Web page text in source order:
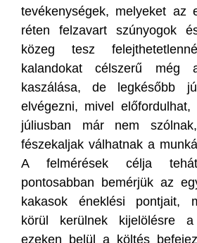
tevékenységek, melyeket az
réten felzavart szúnyogok
közeg tesz
kalandokat célszerű még
kaszálása, de legkésőbb
elvégezni, mivel
júliusban már nem
fészekaljak válhatnak a
A felmérések célja
pontosabban bemérjük az
kakasok éneklési pontjait,
körül kerülnek kijelölésre
ezeken belül a költés